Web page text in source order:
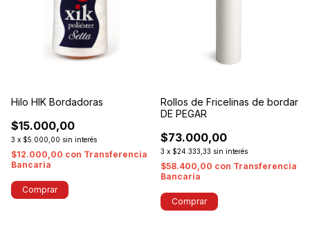
Hilo HIK Bordadoras
$15.000,00
3 x $5.000,00 sin interés
$12.000,00 con Transferencia
Bancaria
Comprar
Rollos de Fricelinas de bordar
DE PEGAR
$73.000,00
3 x $24.333,33 sin interés
$58.400,00 con Transferencia
Bancaria
Comprar